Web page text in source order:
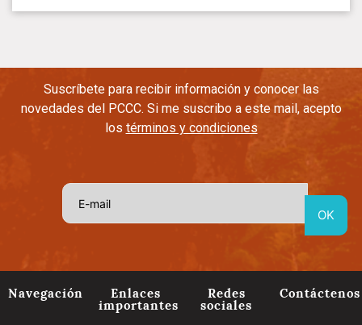
Suscríbete para recibir información y conocer las
novedades del PCCC. Si me suscribo a este mail, acepto
los términos y condiciones
Navegación Enlaces
importantes
Redes
sociales
Contáctenos